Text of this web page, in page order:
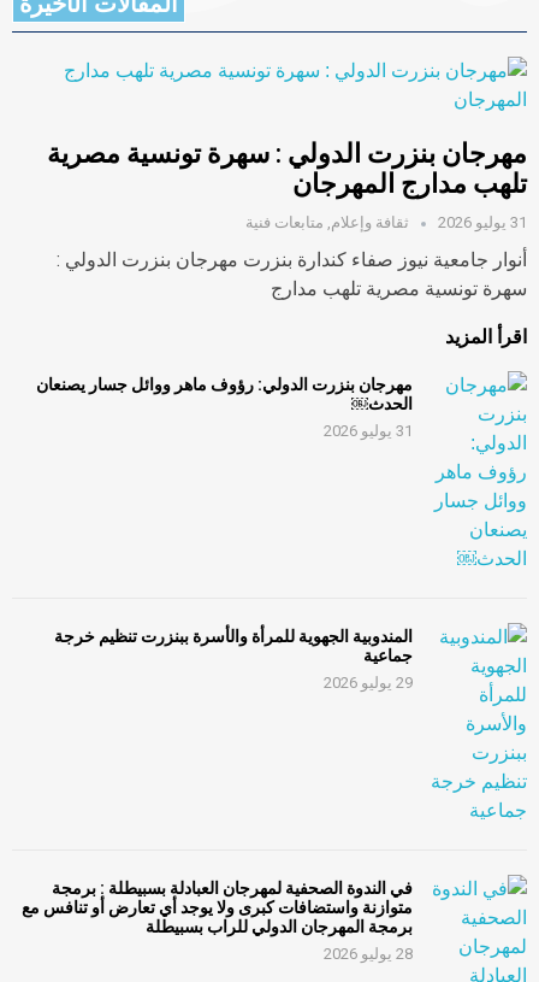
مهرجان بنزرت الدولي : سهرة تونسية مصرية
تلهب مدارج المهرجان
31 يوليو 2026 ثقافة وإعلام, متابعات فنية
أنوار جامعية نيوز صفاء كندارة بنزرت مهرجان بنزرت الدولي :
سهرة تونسية مصرية تلهب مدارج
اقرأ المزيد
مهرجان بنزرت الدولي: رؤوف ماهر ووائل جسار يصنعان
الحدث￼
31 يوليو 2026
المندوبية الجهوية للمرأة والأسرة ببنزرت تنظيم خرجة
جماعية
29 يوليو 2026
في الندوة الصحفية لمهرجان العبادلة بسبيطلة : برمجة
متوازنة واستضافات كبرى ولا يوجد أي تعارض أو تنافس مع
برمجة المهرجان الدولي للراب بسبيطلة
28 يوليو 2026